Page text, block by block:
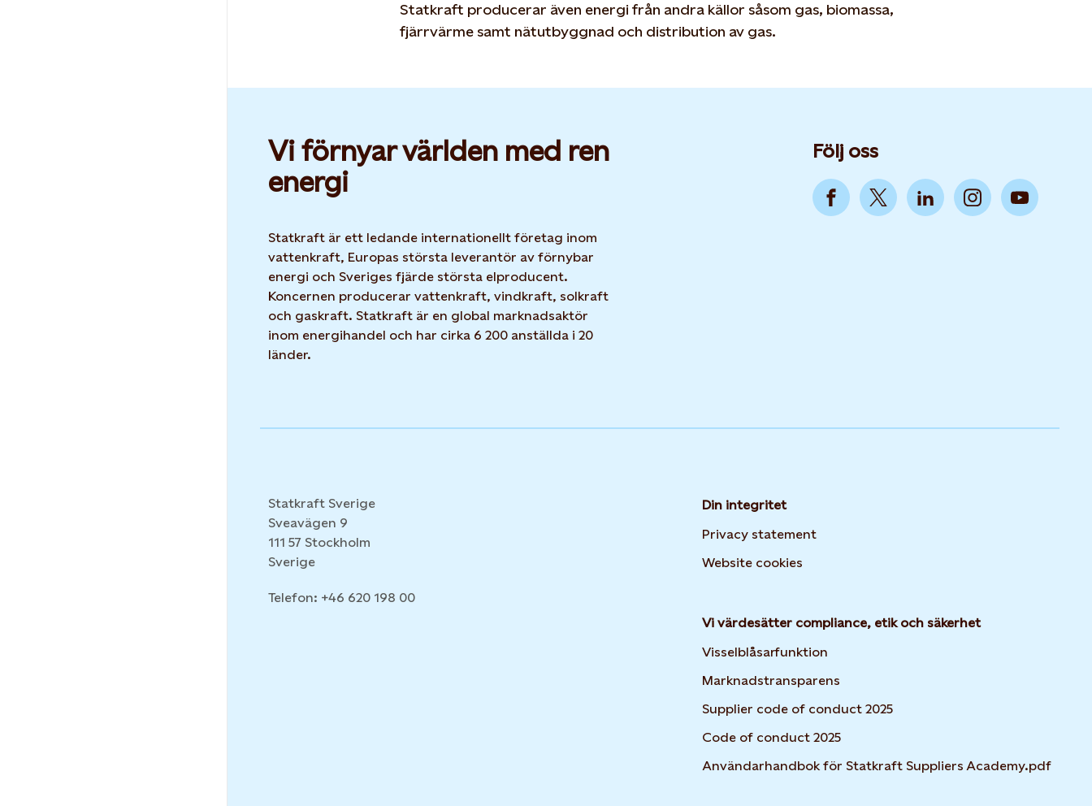
Statkraft producerar även energi från andra källor såsom gas, biomassa,
fjärrvärme samt nätutbyggnad och distribution av gas.
Vi förnyar världen med ren
energi
Statkraft är ett ledande internationellt företag inom
vattenkraft, Europas största leverantör av förnybar
energi och Sveriges fjärde största elproducent.
Koncernen producerar vattenkraft, vindkraft, solkraft
och gaskraft. Statkraft är en global marknadsaktör
inom energihandel och har cirka 6 200 anställda i 20
länder.
Följ oss
Statkraft Sverige
Sveavägen 9
111 57 Stockholm
Sverige
Telefon: +46 620 198 00
Din integritet
Privacy statement
Website cookies
Vi värdesätter compliance, etik och säkerhet
Visselblåsarfunktion
Marknadstransparens
Supplier code of conduct 2025
Code of conduct 2025
Användarhandbok för Statkraft Suppliers Academy.pdf